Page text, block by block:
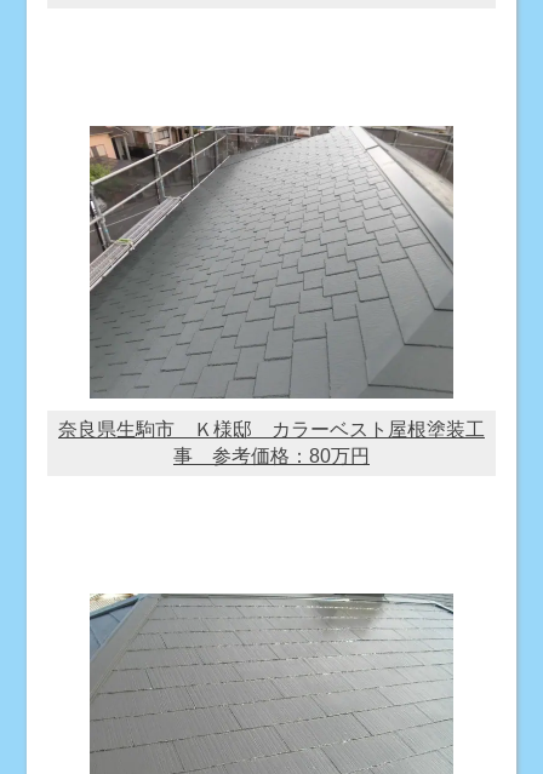
奈良県生駒市 Ｋ様邸 カラーベスト屋根塗装工
事 参考価格：80万円